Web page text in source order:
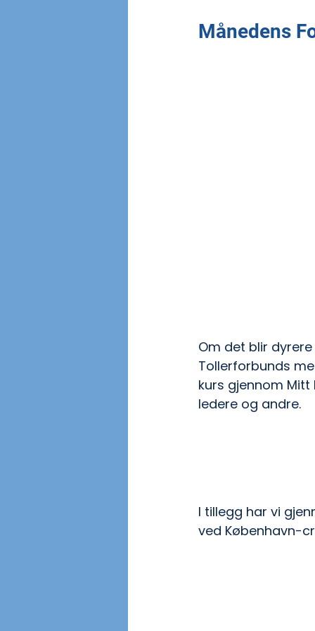
Månedens
Om det blir
Tollerforbunds
kurs gjennom
ledere og andre.
I tillegg har vi
ved København-